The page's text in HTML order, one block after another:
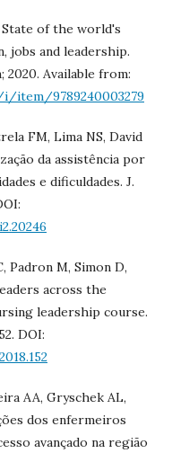
of the world's
jobs and leadership.
Available from:
item/9789240003279
FM, Lima NS, David
da assistência por
e dificuldades. J.
Padron M, Simon D,
across the
leadership course.
DOI:
AA, Gryschek AL,
dos enfermeiros
avançado na região